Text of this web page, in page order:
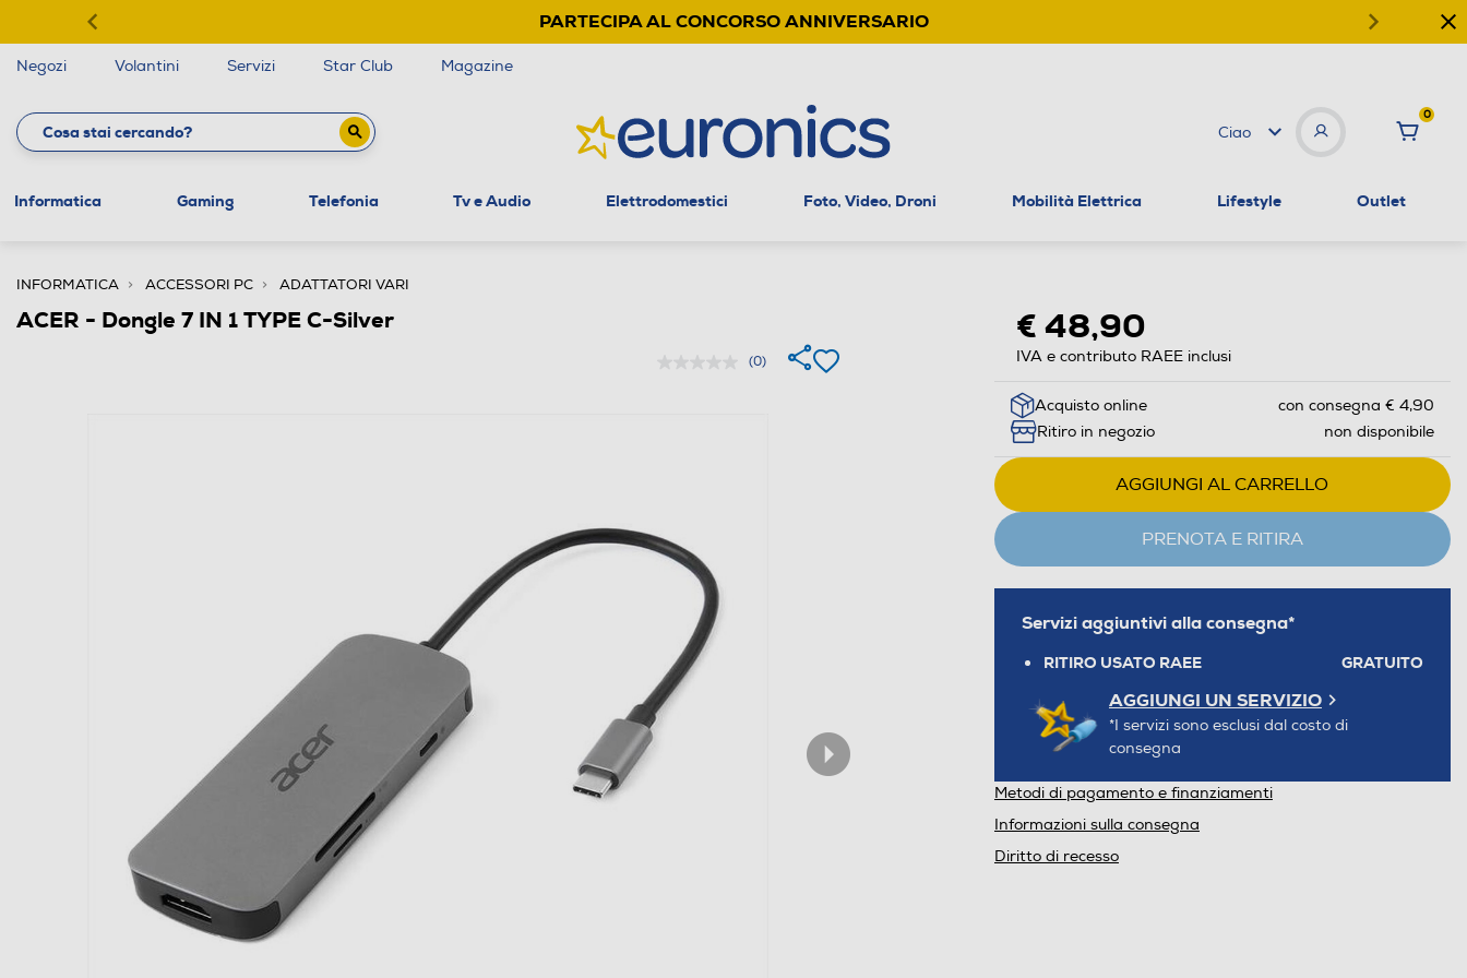
PARTECIPA AL CONCORSO ANNIVERSARIO
Negozi Volantini Servizi Star Club Magazine
Ciao
0
Informatica Gaming Telefonia Tv e Audio Elettrodomestici Foto, Video, Droni Mobilità Elettrica Lifestyle Outlet
INFORMATICA ACCESSORI PC ADATTATORI VARI
ACER - Dongle 7 IN 1 TYPE C-Silver
(0)
€ 48,90
IVA e contributo RAEE inclusi
Acquisto online
con consegna € 4,90
Ritiro in negozio
non disponibile
AGGIUNGI AL CARRELLO
PRENOTA E RITIRA
Servizi aggiuntivi alla consegna*
RITIRO USATO RAEE GRATUITO
AGGIUNGI UN SERVIZIO
*I servizi sono esclusi dal costo di
consegna
Metodi di pagamento e finanziamenti
Informazioni sulla consegna
Diritto di recesso